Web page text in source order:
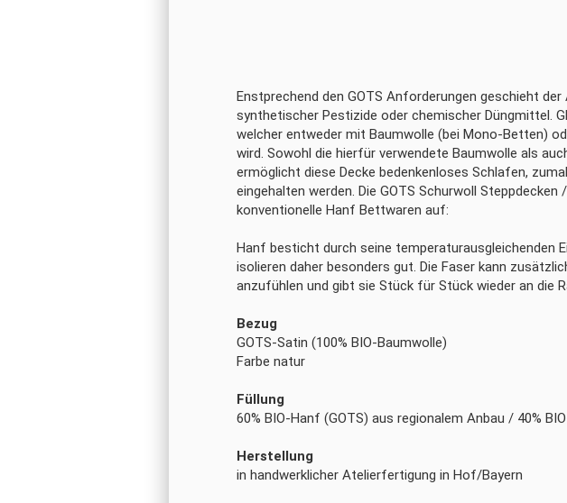
Enstprechend den GOTS Anforderungen geschieht
synthetischer Pestizide oder chemischer Düngmittel.
welcher entweder mit Baumwolle (bei Mono-Betten)
wird. Sowohl die hierfür verwendete Baumwolle als
ermöglicht diese Decke bedenkenloses Schlafen,
eingehalten werden. Die GOTS Schurwoll
konventionelle Hanf Bettwaren auf:
Hanf besticht durch seine temperaturausgleichenden
isolieren daher besonders gut. Die Faser kann
anzufühlen und gibt sie Stück für Stück wieder an die
Bezug
GOTS-Satin (100% BIO-Baumwolle)
Farbe natur
Füllung
60% BIO-Hanf (GOTS) aus regionalem Anbau / 40%
Herstellung
in handwerklicher Atelierfertigung in Hof/Bayern